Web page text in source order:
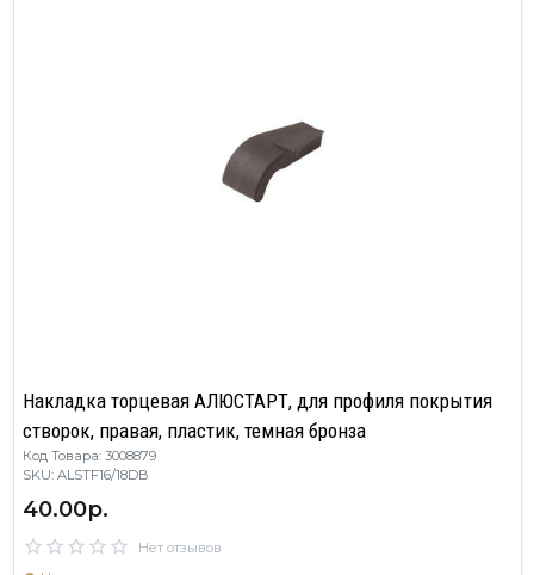
Накладка торцевая АЛЮСТАРТ, для профиля покрытия
створок, правая, пластик, темная бронза
Код Товара: 3008879
SKU: ALSTF16/18DB
40.00р.
Нет отзывов